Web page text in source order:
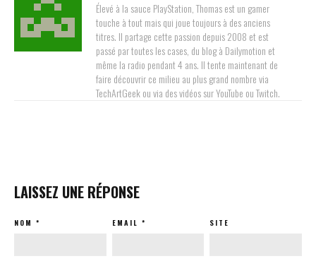
Élevé à la sauce PlayStation, Thomas est un gamer
touche à tout mais qui joue toujours à des anciens
titres. Il partage cette passion depuis 2008 et est
passé par toutes les cases, du blog à Dailymotion et
même la radio pendant 4 ans. Il tente maintenant de
faire découvrir ce milieu au plus grand nombre via
TechArtGeek ou via des vidéos sur YouTube ou Twitch.
LAISSEZ UNE RÉPONSE
NOM * EMAIL * SITE